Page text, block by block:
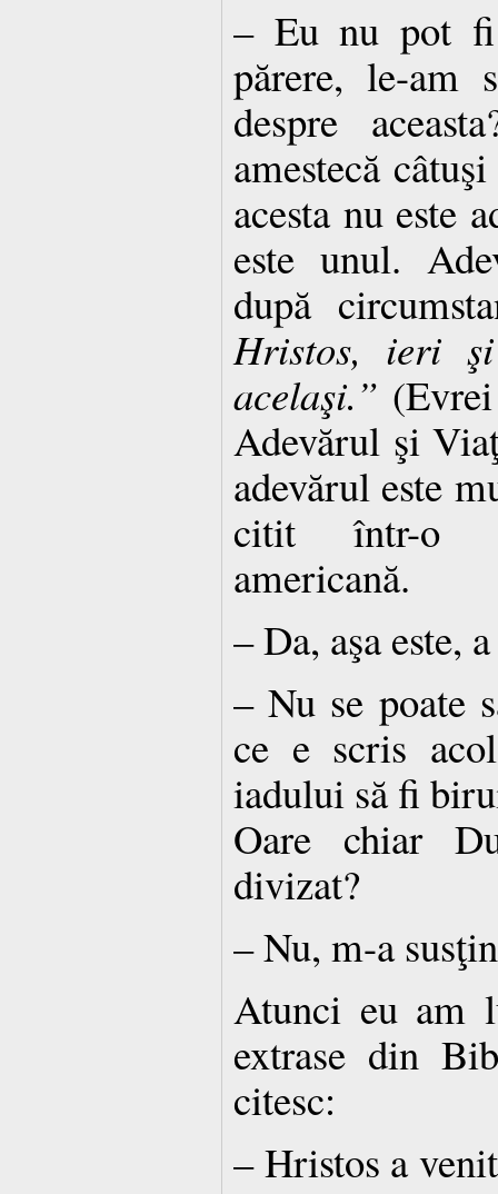
– Eu nu pot fi
părere, le-am
despre
amestecă
acesta nu este
este unul.
după
Hristos, ieri
acelaşi.”
Adevărul şi
adevărul este
citit într-o
americană.
– Da, aşa este,
– Nu se poate
ce e scris
iadului să fi
Oare chiar
divizat?
– Nu, m-a
Atunci eu am
extrase din
citesc:
– Hristos a